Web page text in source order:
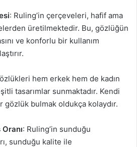
: Ruling’in çerçeveleri, hafif ama
üretilmektedir. Bu, gözlüğün
ve konforlu bir kullanım
hem erkek hem de kadın
tasarımlar sunmaktadır. Kendi
gözlük bulmak oldukça kolaydır.
: Ruling’in sunduğu
sunduğu kalite ile